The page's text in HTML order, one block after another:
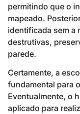
permitindo que o
mapeado.
identificada sem a
destrutivas,
parede.
Certamente, a
fundamental para
Eventualmente, o
aplicado para